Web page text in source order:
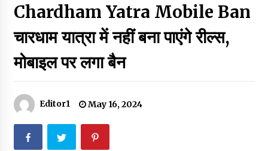
Thought Of The Day 7 September
September 7, 2023
Thought Of The Day 6 September
Thought Of The Day 18 May
May 18, 2022
Chardham Yatra Mobile Ban
चारधाम यात्रा में नहीं बना पाएंगे रील्स,
मोबाइल पर लगा बैन
Editor1 May 16, 2024